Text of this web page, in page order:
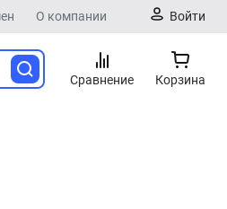
О компании Войти
Сравнение Корзина